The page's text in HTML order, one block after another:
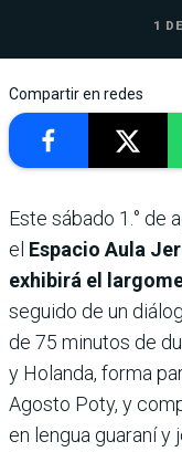
1
Compartir en redes
Este sábado 1.° de
el Espacio Aula
exhibirá el
seguido de un
de 75 minutos de
y Holanda, forma
Agosto Poty, y
en lengua guaraní y